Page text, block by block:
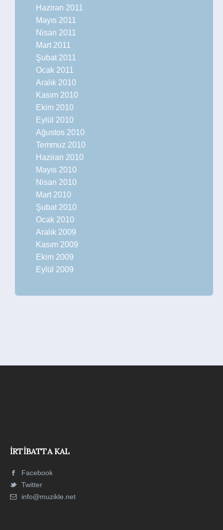
Haziran 2011
Mayıs 2011
Nisan 2011
Mart 2011
Şubat 2011
Ocak 2011
Aralık 2010
Kasım 2010
Ekim 2010
Eylül 2010
Ağustos 2010
Temmuz 2010
Haziran 2010
Mayıs 2010
Nisan 2010
Mart 2010
Şubat 2010
Ocak 2010
Aralık 2009
Kasım 2009
Ekim 2009
Eylül 2009
İRTIBATTA KAL
Facebook
Twitter
info@muzikle.net